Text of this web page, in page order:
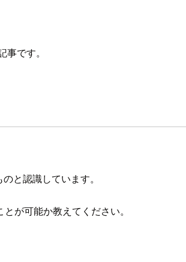
事です。
と認識しています。
が可能か教えてください。